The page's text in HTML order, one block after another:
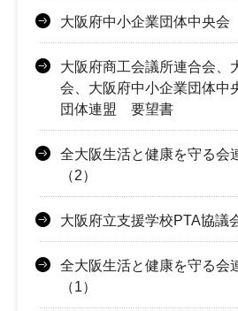
大阪府中小企業団体中央
大阪府商工会議所連合会、
会、大阪府中小企業団体中
団体連盟 要望書
全大阪生活と健康を守る
（2）
大阪府立支援学校PTA協
全大阪生活と健康を守る
（1）